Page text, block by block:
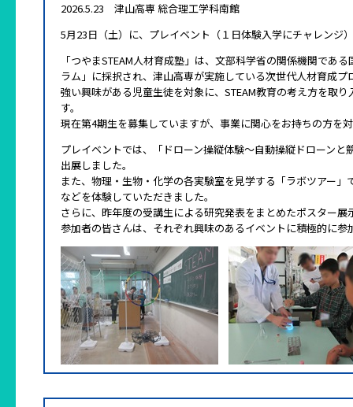
2026.5.23 津山高専 総合理工学科南館
5月23日（土）に、プレイベント（１日体験入学にチャレンジ
「つやまSTEAM人材育成塾」は、文部科学省の関係機関であ
ラム」に採択され、津山高専が実施している次世代人材育成
強い興味がある児童生徒を対象に、STEAM教育の考え方を取
す。
現在第4期生を募集していますが、事業に関心をお持ちの方を
プレイベントでは、「ドローン操縦体験～自動操縦ドローン
出展しました。
また、物理・生物・化学の各実験室を見学する「ラボツアー
などを体験していただきました。
さらに、昨年度の受講生による研究発表をまとめたポスター展
参加者の皆さんは、それぞれ興味のあるイベントに積極的に